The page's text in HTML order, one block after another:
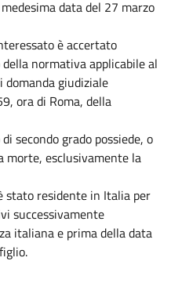
data del 27 marzo
è accertato
normativa applicabile al
giudiziale
ora di Roma, della
secondo grado possiede, o
morte, esclusivamente la
stato residente in Italia per
successivamente
italiana e prima della data